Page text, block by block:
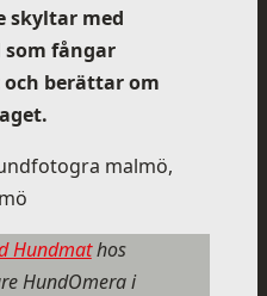
skyltar med
fångar
berättar om
Hundmathos
HundOmera i